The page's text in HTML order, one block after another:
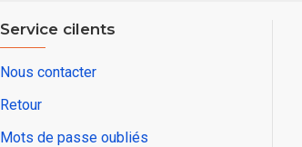
Service cilents
Nous contacter
Retour
Mots de passe oubliés